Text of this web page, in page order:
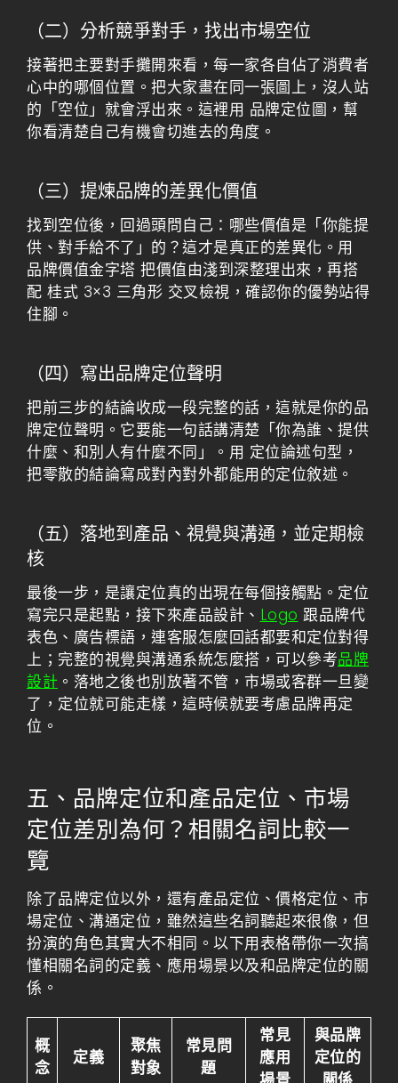
（二）分析競爭對手，找出市場空位
接著把主要對手攤開來看，每一家各自佔了消費者
心中的哪個位置。把大家畫在同一張圖上，沒人站
的「空位」就會浮出來。這裡用 品牌定位圖 ，幫
你看清楚自己有機會切進去的角度。
（三）提煉品牌的差異化價值
找到空位後，回過頭問自己：哪些價值是「你能提
供、對手給不了」的？這才是真正的差異化。用
品牌價值金字塔 把價值由淺到深整理出來，再搭
配 桂式 3×3 三角形 交叉檢視，確認你的優勢站得
住腳。
（四）寫出品牌定位聲明
把前三步的結論收成一段完整的話，這就是你的品
牌定位聲明。它要能一句話講清楚「你為誰、提供
什麼、和別人有什麼不同」。用 定位論述句型 ，
把零散的結論寫成對內對外都能用的定位敘述。
（五）落地到產品、視覺與溝通，並定期檢
核
最後一步，是讓定位真的出現在每個接觸點。定位
寫完只是起點，接下來產品設計、 Logo 跟品牌代
表色、廣告標語，連客服怎麼回話都要和定位對得
上；完整的視覺與溝通系統怎麼搭，可以參考品牌
設計 。落地之後也別放著不管，市場或客群一旦變
了，定位就可能走樣，這時候就要考慮品牌再定
位 。
五、品牌定位和產品定位、市場
定位差別為何？相關名詞比較一
覽
除了品牌定位以外，還有產品定位、價格定位、市
場定位、溝通定位，雖然這些名詞聽起來很像，但
扮演的角色其實大不相同。以下用表格帶你一次搞
懂相關名詞的定義、應用場景以及和品牌定位的關
係。
概
念
定義
聚焦
對象
常見問
題
常見
應用
與品牌
定位的